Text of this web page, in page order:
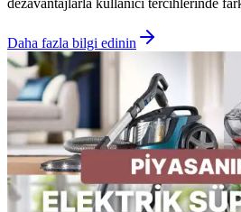
dezavantajlarla kullanıcı tercihlerinde
Daha fazla bilgi edinin